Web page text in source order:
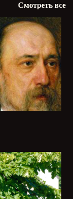
Смотреть все